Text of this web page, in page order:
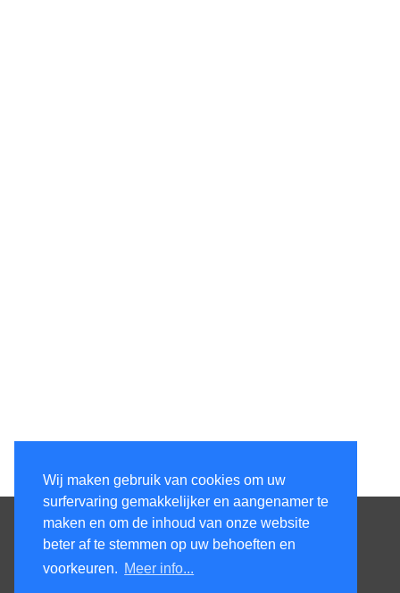
Wij maken gebruik van cookies om uw
surfervaring gemakkelijker en aangenamer te
maken en om de inhoud van onze website
beter af te stemmen op uw behoeften en
voorkeuren. Meer info...
Contacteer ons
Honsdonkstraat 25A